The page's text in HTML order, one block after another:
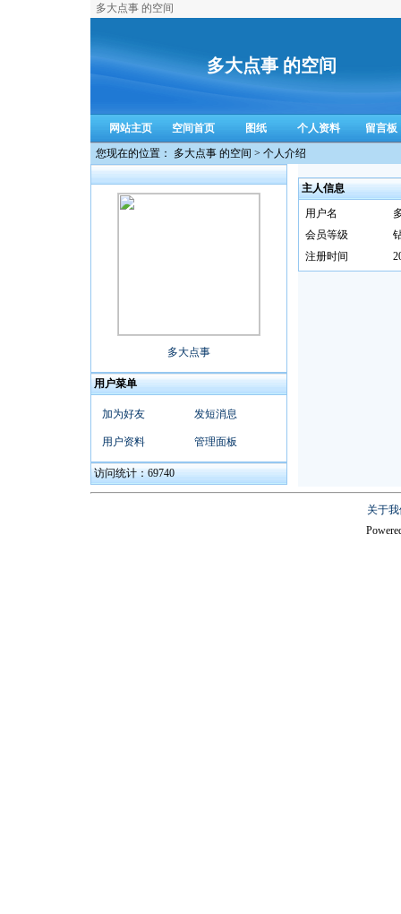
多大点事 的空间
多大点事 的空间
网站主页 空间首页 图纸 个人资料
留言板
您现在的位置： 多大点事 的空间 > 个人介绍
多大点事
用户菜单
加为好友 发短消息
用户资料 管理面板
访问统计：69740
主人信息
用户名
会员等级
注册时间
关于